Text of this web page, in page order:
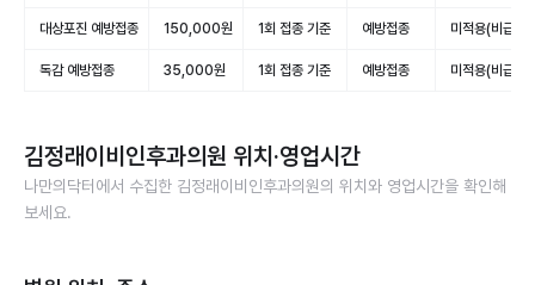
대상포진 예방접종 150,000원 1회 접종 기준 예방접종 미적용(비급여)
독감 예방접종 35,000원 1회 접종 기준 예방접종 미적용(비급여)
김정래이비인후과의원 위치·영업시간
나만의닥터에서 수집한 김정래이비인후과의원의 위치와 영업시간을 확인해
보세요.